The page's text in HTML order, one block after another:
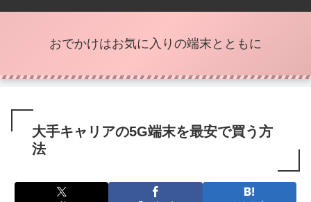
おでかけはお気に入りの端末とともに
大手キャリアの5G端末を最安で買う方
法